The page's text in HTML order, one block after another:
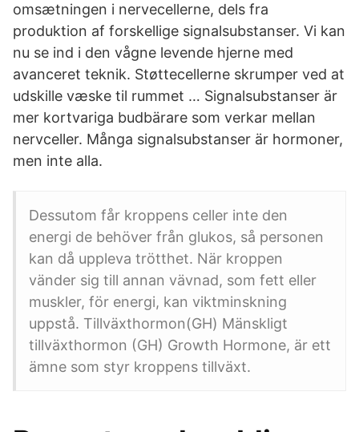
omsætningen i nervecellerne, dels fra
produktion af forskellige signalsubstanser. Vi kan
nu se ind i den vågne levende hjerne med
avanceret teknik. Støttecellerne skrumper ved at
udskille væske til rummet … Signalsubstanser är
mer kortvariga budbärare som verkar mellan
nervceller. Många signalsubstanser är hormoner,
men inte alla.
Dessutom får kroppens celler inte den
energi de behöver från glukos, så personen
kan då uppleva trötthet. När kroppen
vänder sig till annan vävnad, som fett eller
muskler, för energi, kan viktminskning
uppstå. Tillväxthormon(GH) Mänskligt
tillväxthormon (GH) Growth Hormone, är ett
ämne som styr kroppens tillväxt.